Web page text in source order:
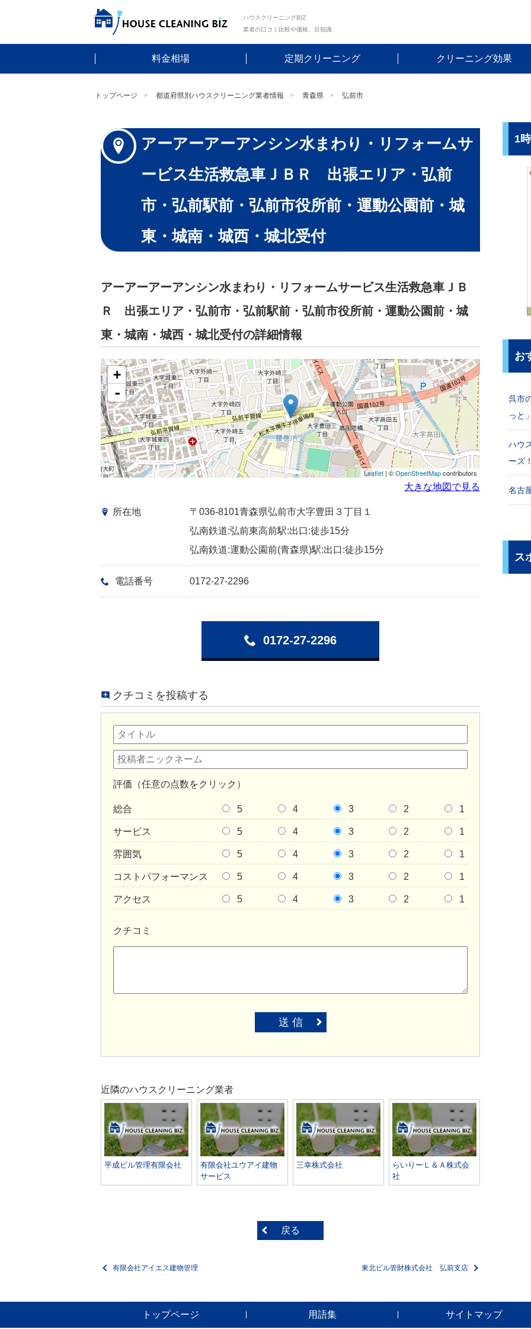
ハウスクリーニングBIZ
業者の口コミ比較や価格、豆知識
料金相場 定期クリーニング クリーニング効果
トップページ 都道府県別ハウスクリーニング業者情報 青森県 弘前市
アーアーアーアンシン水まわり・リフォームサ
ービス生活救急車ＪＢＲ 出張エリア・弘前
市・弘前駅前・弘前市役所前・運動公園前・城
東・城南・城西・城北受付
アーアーアーアンシン水まわり・リフォームサービス生活救急車ＪＢ
Ｒ 出張エリア・弘前市・弘前駅前・弘前市役所前・運動公園前・城
東・城南・城西・城北受付の詳細情報
+
-
Leaflet | ©OpenStreetMapcontributors
大きな地図で見る
所在地
〒036-8101青森県弘前市大字豊田３丁目１
弘南鉄道:弘前東高前駅:出口:徒歩15分
弘南鉄道:運動公園前(青森県)駅:出口:徒歩15分
電話番号 0172-27-2296
0172-27-2296
クチコミを投稿する
評価（任意の点数をクリック）
総合 5 4 3 2 1
サービス 5 4 3 2 1
雰囲気 5 4 3 2 1
コストパフォーマンス 5 4 3 2 1
アクセス 5 4 3 2 1
クチコミ
送 信
近隣のハウスクリーニング業者
平成ビル管理有限会社
有限会社ユウアイ建物
サービス
三幸株式会社
らいりーＬ＆Ａ株式会
社
戻る
有限会社アイエス建物管理 東北ビル管財株式会社 弘前支店
1
お
呉市
っと」
ハウ
ーズ！
名古
ス
トップページ 用語集 サイトマップ